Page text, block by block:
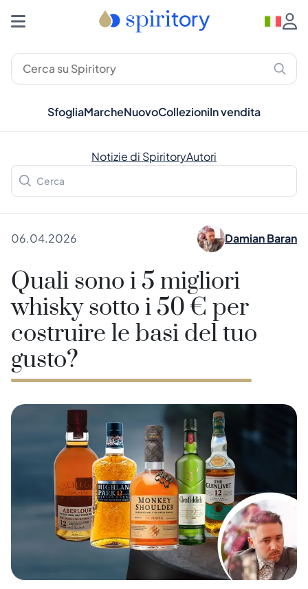
SfogliaMarcheNuovoCollezioniIn vendita
Notizie di SpiritoryAutori
06.04.2026 Damian Baran
Quali sono i 5 migliori
whisky sotto i 50 € per
costruire le basi del tuo
gusto?